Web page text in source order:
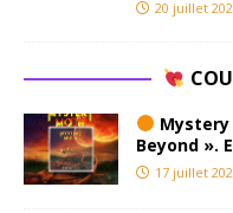
20 juillet
Mystery
Beyond ».
17 juillet